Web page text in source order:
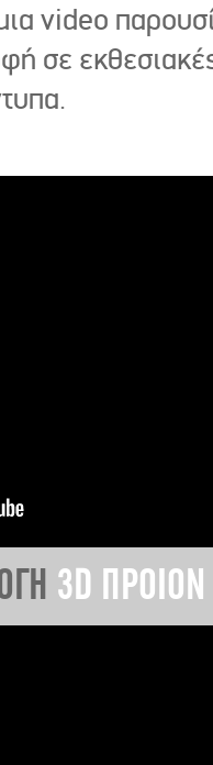
video
σε
3D ΠΡΟΙΟΝ